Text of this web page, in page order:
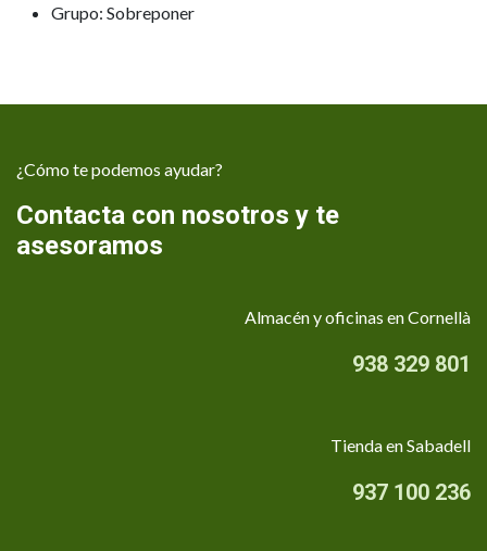
Grupo: Sobreponer
¿Cómo te podemos ayudar?
Contacta con nosotros y te
asesoramos
Almacén y oficinas en Cornellà
938 329 801
Tienda en Sabadell
937 100 236